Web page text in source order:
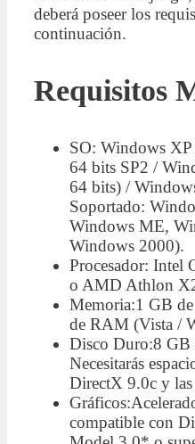
deberá poseer los
continuación.
Requisitos
SO: Windows
64 bits SP2 /
64 bits) /
Soportado:
Windows ME,
Windows 2000).
Procesador: Intel
o AMD Athlon
Memoria:1 GB
de RAM (Vista /
Disco Duro:8 GB
Necesitarás
DirectX 9.0c y las
compatible con